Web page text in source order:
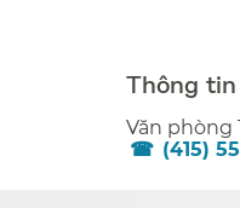
Thông
Văn phòng
(415)